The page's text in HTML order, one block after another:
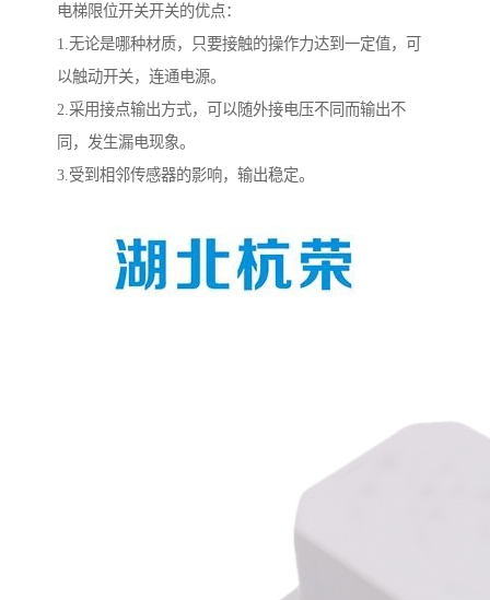
电梯限位开关开关的优点：
1.无论是哪种材质，只要接触的操作力达到一定值，可
以触动开关，连通电源。
2.采用接点输出方式，可以随外接电压不同而输出不
同，发生漏电现象。
3.受到相邻传感器的影响，输出稳定。